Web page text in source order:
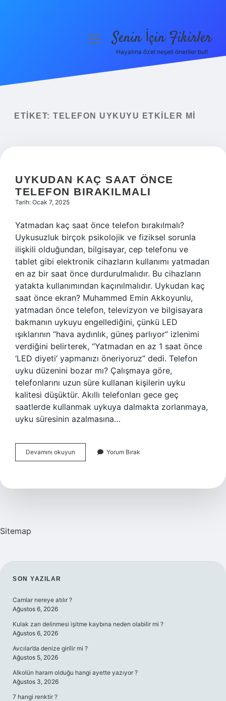
Yasal Uyarı
menüyüSenin İçin Fikirler
Hayatına özel neşeli öneriler bul!
ETIKET: TELEFON UYKUYU ETKILER MI
UYKUDAN KAÇ SAAT ÖNCE
TELEFON BIRAKILMALI
Tarih: Ocak 7, 2025
Yatmadan kaç saat önce telefon bırakılmalı?
Uykusuzluk birçok psikolojik ve fiziksel sorunla
ilişkili olduğundan, bilgisayar, cep telefonu ve
tablet gibi elektronik cihazların kullanımı yatmadan
en az bir saat önce durdurulmalıdır. Bu cihazların
yatakta kullanımından kaçınılmalıdır. Uykudan kaç
saat önce ekran? Muhammed Emin Akkoyunlu,
yatmadan önce telefon, televizyon ve bilgisayara
bakmanın uykuyu engellediğini, çünkü LED
ışıklarının “hava aydınlık, güneş parlıyor” izlenimi
verdiğini belirterek, “Yatmadan en az 1 saat önce
‘LED diyeti’ yapmanızı öneriyoruz” dedi. Telefon
uyku düzenini bozar mı? Çalışmaya göre,
telefonlarını uzun süre kullanan kişilerin uyku
kalitesi düşüktür. Akıllı telefonları gece geç
saatlerde kullanmak uykuya dalmakta zorlanmaya,
uyku süresinin azalmasına…
Devamını okuyun Uykudan
Kaç
Telefon
Yorum Bırak
Sitemap
SIDEBAR
SON YAZILAR
Camlar nereye atılır ?
Ağustos 6, 2026
Kulak zarı delinmesi işitme kaybına neden olabilir mi ?
Ağustos 6, 2026
Avcılar’da denize girilir mi ?
Ağustos 5, 2026
Alkolün haram olduğu hangi ayette yazıyor ?
Ağustos 3, 2026
7 hangi renktir ?